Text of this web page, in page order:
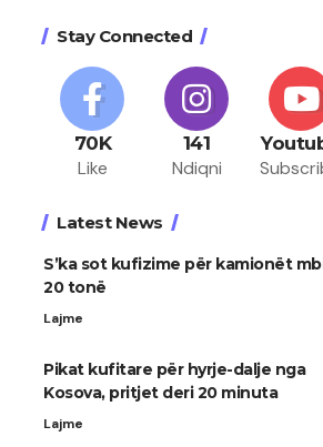
Stay Connected
70K
Like
141
Ndiqni
Latest News
S’ka sot kufizime për kamionët
20 tonë
Lajme
Pikat kufitare për hyrje-dalje nga
Kosova, pritjet deri 20 minuta
Lajme